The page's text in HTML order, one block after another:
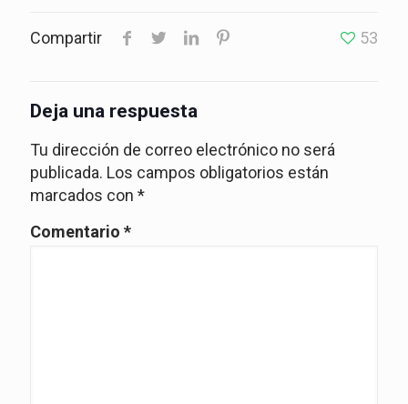
Compartir 53
Deja una respuesta
Tu dirección de correo electrónico no será
publicada. Los campos obligatorios están
marcados con *
Comentario *